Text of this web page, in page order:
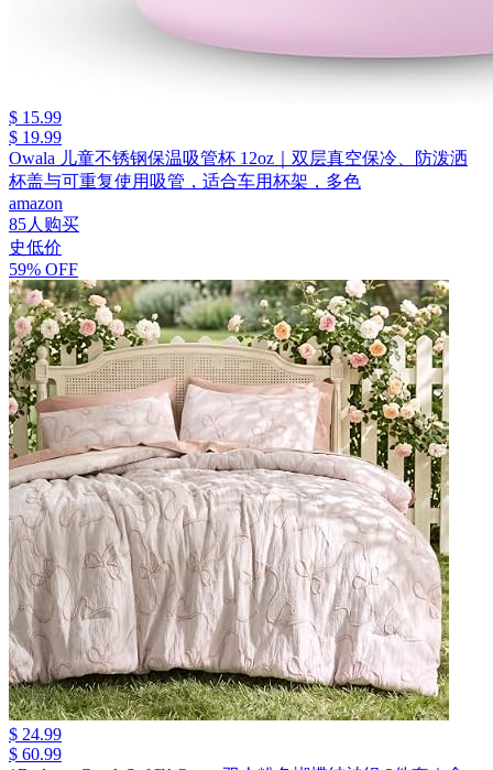
$ 15.99
$ 19.99
Owala 儿童不锈钢保温吸管杯 12oz｜双层真空保冷、防泼洒
杯盖与可重复使用吸管，适合车用杯架，多色
amazon
85人购买
史低价
59% OFF
$ 24.99
$ 60.99